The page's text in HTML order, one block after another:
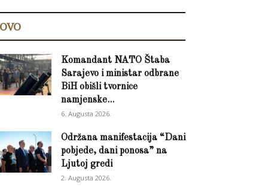
Komandant NATO Štaba
Sarajevo i ministar odbrane
BiH obišli tvornice
namjenske...
6. Augusta 2026.
Održana manifestacija “Dani
pobjede, dani ponosa” na
Ljutoj gredi
2. Augusta 2026.